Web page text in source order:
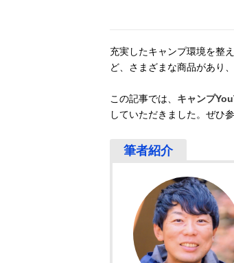
充実したキャンプ環境を整
ど、さまざまな商品があり
この記事では、 キャンプ
していただきました。ぜひ